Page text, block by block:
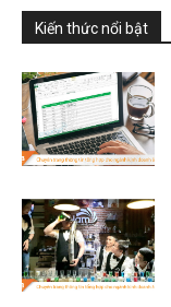
Kiến thức nổi bật